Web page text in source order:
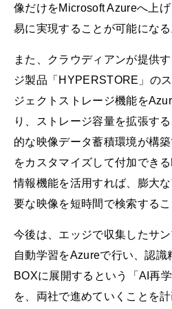
像だけをMicrosoft Azureへ上
易に実現することが可能になる
また、クラウディアンが提供
ジ製品「HYPERSTORE」の
ジェクトストレージ機能を
り、ストレージ容量を拡張す
的な映像データ蓄積環境が構
をカスタマイズして付加でき
情報機能を活用すれば、膨大
要な映像を短時間で検索するこ
今後は、エッジで収集したサ
自動学習をAzureで行い、認識
BOXに展開するという「AI再
を、両社で進めていくことを計